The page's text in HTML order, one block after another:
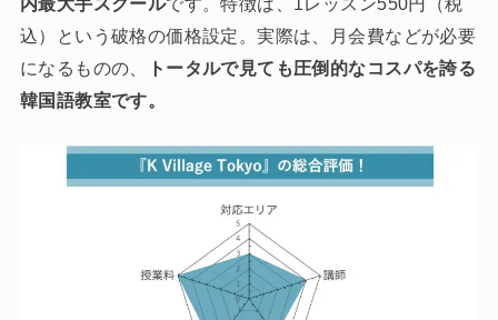
込）という破格の価格設定。実際は、月会費などが必要
になるものの、
トータルで見ても圧倒的なコスパを誇る
韓国語教室です。